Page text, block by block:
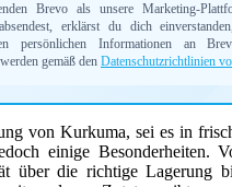
Brevo als unsere Marketing-
erklärst du dich
persönlichen Informationen an
gemäß den Datenschutzrichtlinien
von Kurkuma, sei es in
einige Besonderheiten.
über die richtige Lagerung